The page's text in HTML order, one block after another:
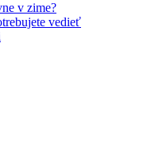
v zime?
vedieť